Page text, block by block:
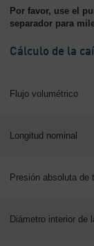
Contenido
Kaeser
Por favor, use el
separador para
Cálculo de la
Flujo volumétrico
Longitud nominal
Presión absoluta de
Diámetro interior de